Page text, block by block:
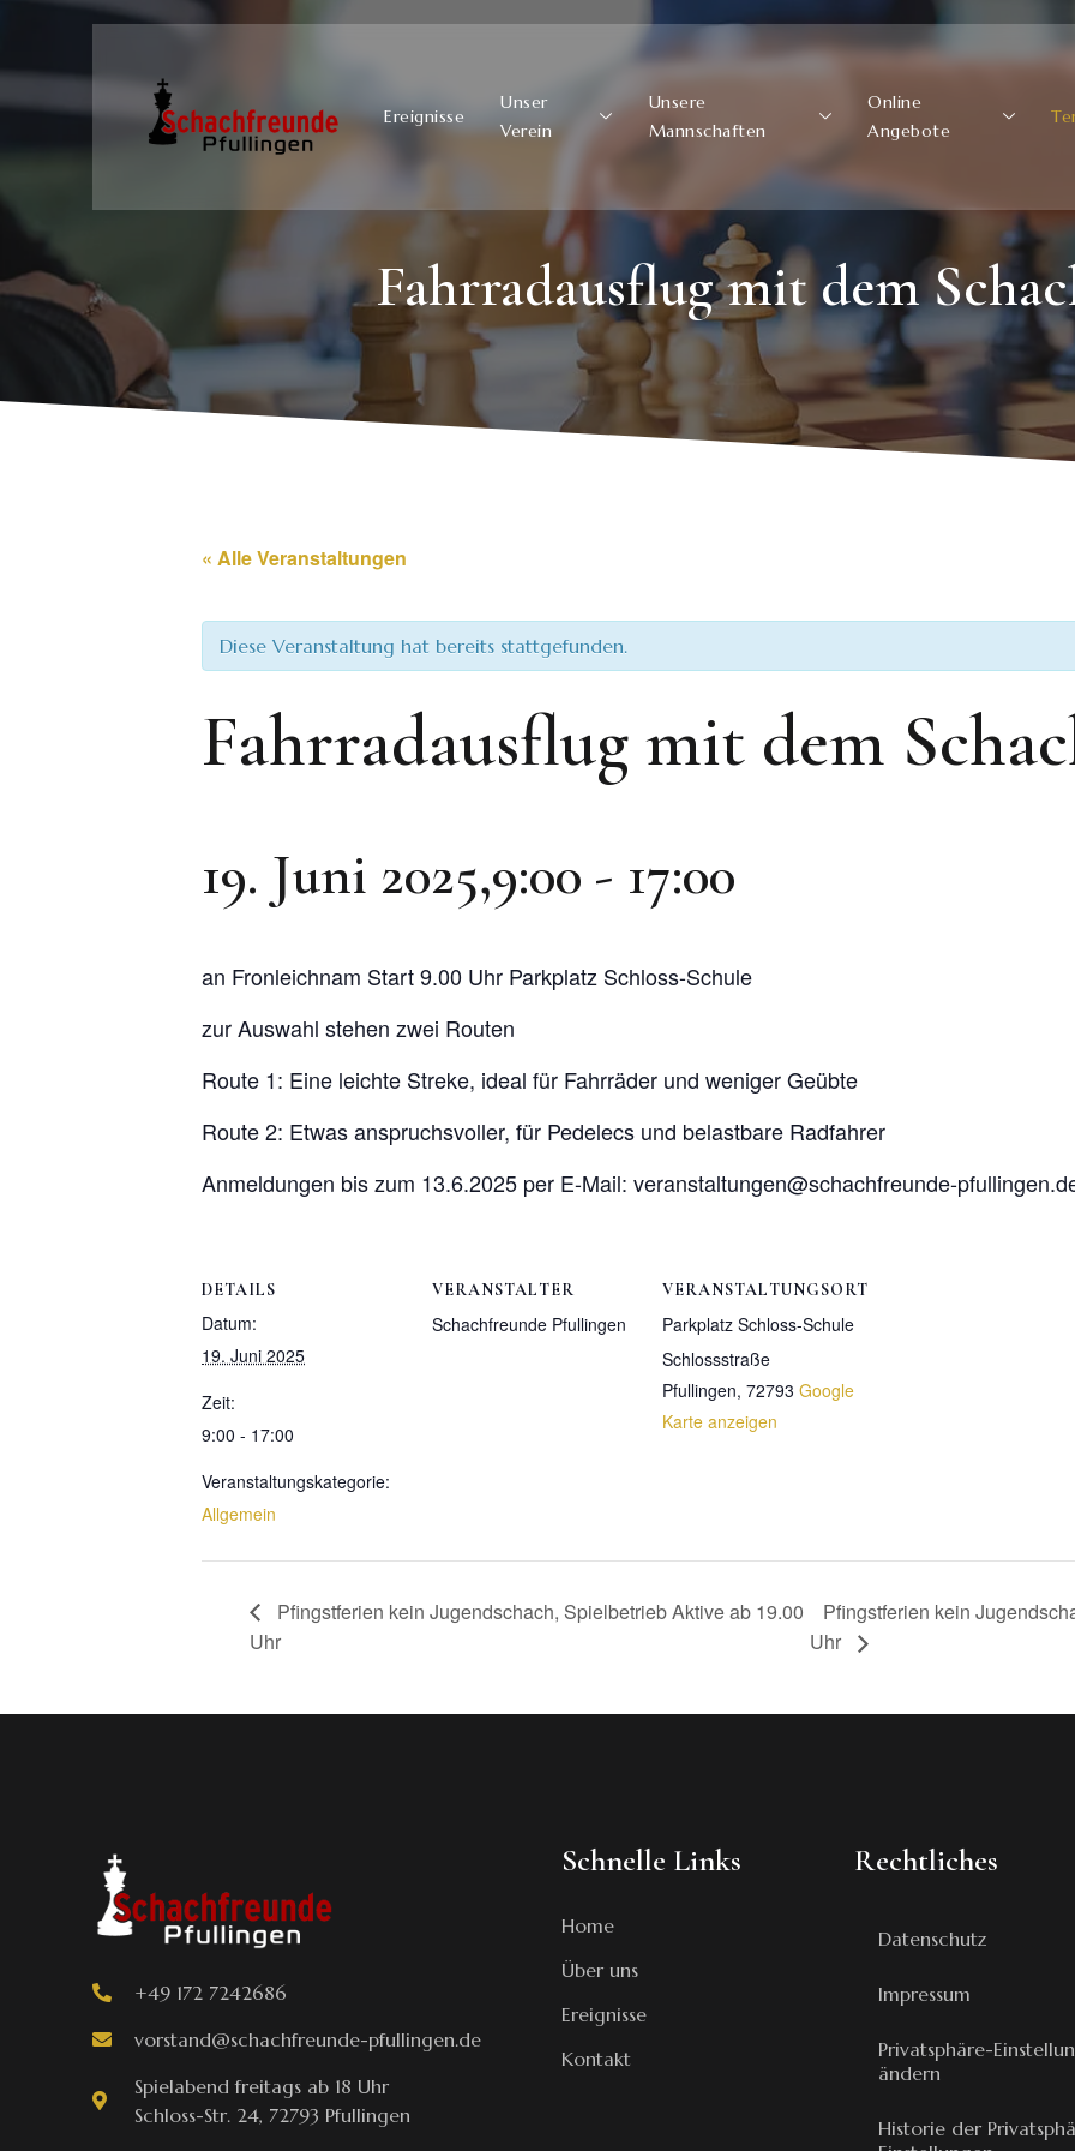
Ereignisse
Unser
Verein
Unsere
Mannschaften
Online
Angebote
Fahrradausflug mit dem
« Alle Veranstaltungen
Diese Veranstaltung hat bereits stattgefunden.
Fahrradausflug mit dem
19. Juni 2025,9:00 - 17:00
an Fronleichnam Start 9.00 Uhr Parkplatz Schloss-Schule
zur Auswahl stehen zwei Routen
Route 1: Eine leichte Streke, ideal für Fahrräder und weniger Geübte
Route 2: Etwas anspruchsvoller, für Pedelecs und belastbare Radfahrer
Anmeldungen bis zum 13.6.2025 per E-Mail: veranstaltungen@schachfreunde-
DETAILS
Datum:
19. Juni 2025
Zeit:
9:00 - 17:00
Veranstaltungskategorie:
Allgemein
VERANSTALTER
Schachfreunde Pfullingen
VERANSTALTUNGSORT
Parkplatz Schloss-Schule
Schlossstraße
Pfullingen, 72793 Google
Karte anzeigen
Pfingstferien kein Jugendschach, Spielbetrieb Aktive ab 19.00
Uhr
Pfingstferien kein
Uhr
+49 172 7242686
vorstand@schachfreunde-pfullingen.de
Spielabend freitags ab 18 Uhr
Schloss-Str. 24, 72793 Pfullingen
Schnelle Links
Home
Über uns
Ereignisse
Kontakt
Rechtliches
Datenschutz
Impressum
Privatsphäre-
ändern
Historie der